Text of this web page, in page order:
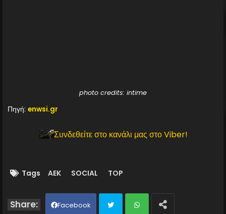
photo credits: intime
Πηγή: enwsi.gr
Συνδεθείτε στο κανάλι μας στο Viber!
Tags AEK SOCIAL TOP
Facebook